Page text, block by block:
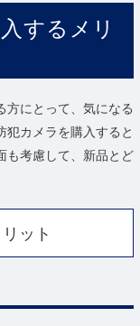
するメリ
方にとって、気になる
犯カメラを購入すると
も考慮して、新品とど
ット